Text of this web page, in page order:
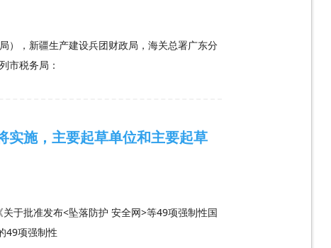
），新疆生产建设兵团财政局，海关总署广东分
列市税务局：
实施，主要起草单位和主要起草
于批准发布<坠落防护 安全网>等49项强制性国
49项强制性